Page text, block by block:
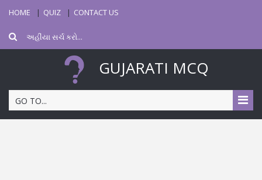
HOME QUIZ CONTACT US
GUJARATI MCQ
GO TO...